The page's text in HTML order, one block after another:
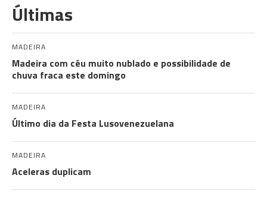
Últimas
MADEIRA
Madeira com céu muito nublado e possibilidade de
chuva fraca este domingo
MADEIRA
Último dia da Festa Lusovenezuelana
MADEIRA
Aceleras duplicam